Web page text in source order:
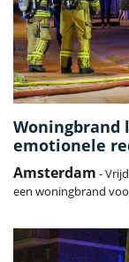
Woningbrand
emotionele
Amsterdam -
een woningbrand